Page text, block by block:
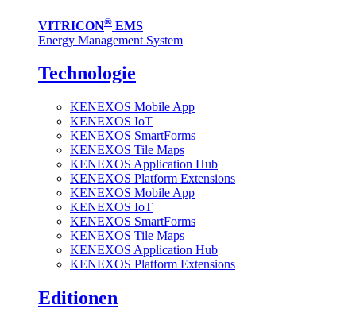
VITRICON® EMS
Energy Management System
Technologie
KENEXOS Mobile App
KENEXOS IoT
KENEXOS SmartForms
KENEXOS Tile Maps
KENEXOS Application Hub
KENEXOS Platform Extensions
KENEXOS Mobile App
KENEXOS IoT
KENEXOS SmartForms
KENEXOS Tile Maps
KENEXOS Application Hub
KENEXOS Platform Extensions
Editionen